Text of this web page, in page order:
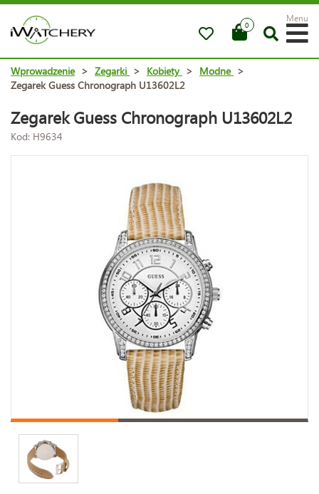
0
Menu
Wprowadzenie > Zegarki > Kobiety > Modne >
Zegarek Guess Chronograph U13602L2
Zegarek Guess Chronograph U13602L2
Kod: H9634